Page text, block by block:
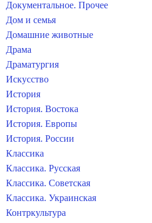
Документальное. Прочее
Дом и семья
Домашние животные
Драма
Драматургия
Искусство
История
История. Востока
История. Европы
История. России
Классика
Классика. Русская
Классика. Советская
Классика. Украинская
Контркультура